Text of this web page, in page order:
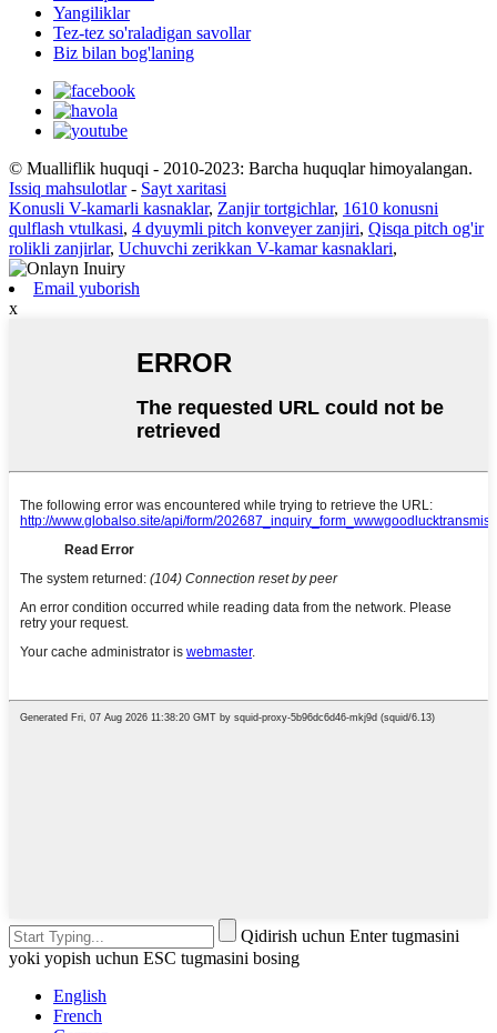
Yangiliklar
Tez-tez so'raladigan savollar
Biz bilan bog'laning
© Mualliflik huquqi - 2010-2023: Barcha huquqlar himoyalangan.
Issiq mahsulotlar- Sayt xaritasi
Konusli V-kamarli kasnaklar, Zanjir tortgichlar, 1610 konusni
qulflash vtulkasi, 4 dyuymli pitch konveyer zanjiri, Qisqa pitch og'ir
rolikli zanjirlar, Uchuvchi zerikkan V-kamar kasnaklari,
Email yuborish
x
Qidirish uchun Enter tugmasini
yoki yopish uchun ESC tugmasini bosing
English
French